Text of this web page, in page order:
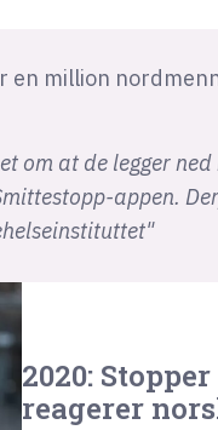
million
om at de legger
appen.
2020:
reagerer